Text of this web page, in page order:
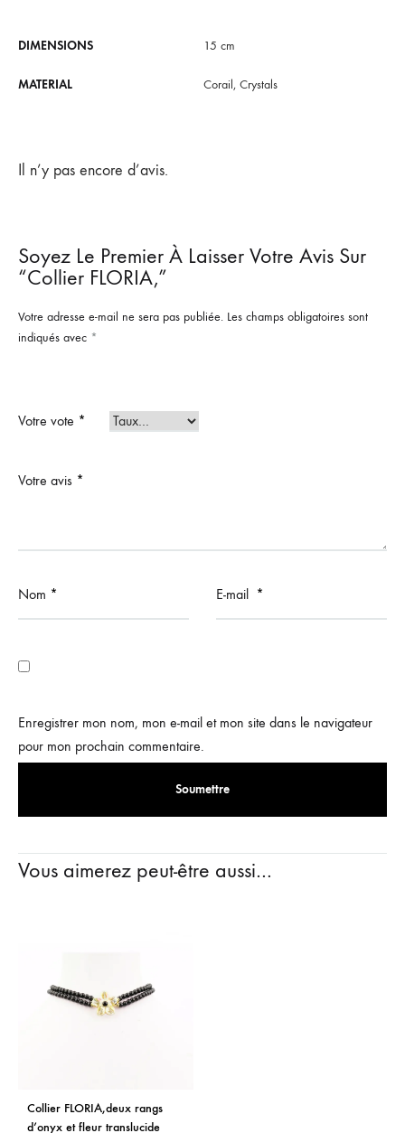
DIMENSIONS 15 cm
MATERIAL Corail, Crystals
Il n’y pas encore d’avis.
Soyez Le Premier À Laisser Votre Avis Sur
“Collier FLORIA,”
Votre adresse e-mail ne sera pas publiée. Les champs obligatoires sont
indiqués avec *
Votre vote *
Votre avis *
Nom * E-mail *
Enregistrer mon nom, mon e-mail et mon site dans le navigateur
pour mon prochain commentaire.
Vous aimerez peut-être aussi…
Collier FLORIA,deux rangs
d’onyx et fleur translucide